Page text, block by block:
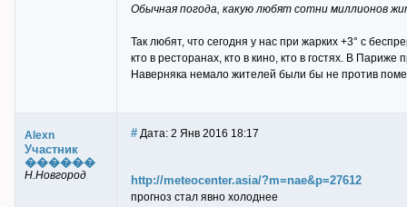
Обычная погода, какую любят сотни миллионов
Так любят, что сегодня у нас при жарких +3° с
кто в ресторанах, кто в кино, кто в гостях. В
Наверняка немало жителей были бы не против
Alexn
Участник
������
Н.Новгород
# Дата: 2 Янв 2016 18:17
http://meteocenter.asia/?m=nae&p=27612
прогноз стал явно холоднее